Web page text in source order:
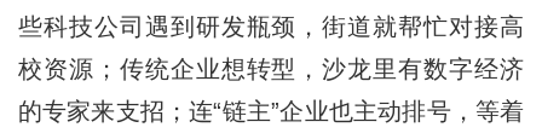
些科技公司遇到研发瓶颈，街道就帮忙对接高
校资源；传统企业想转型，沙龙里有数字经济
的专家来支招；连“链主”企业也主动排号，等着